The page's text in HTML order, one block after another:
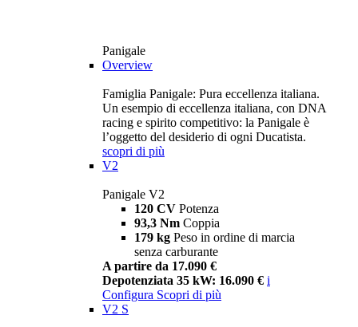
Panigale
Overview
Famiglia Panigale: Pura eccellenza italiana.
Un esempio di eccellenza italiana, con DNA
racing e spirito competitivo: la Panigale è
l’oggetto del desiderio di ogni Ducatista.
scopri di più
V2
Panigale V2
120 CV Potenza
93,3 Nm Coppia
179 kg Peso in ordine di marcia
senza carburante
A partire da 17.090 €
Depotenziata 35 kW: 16.090 € i
Configura Scopri di più
V2 S